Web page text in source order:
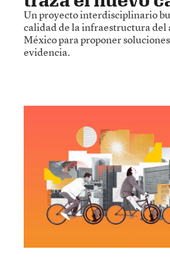
Un proyecto interdisciplinario
calidad de la infraestructura del
México para proponer
evidencia.